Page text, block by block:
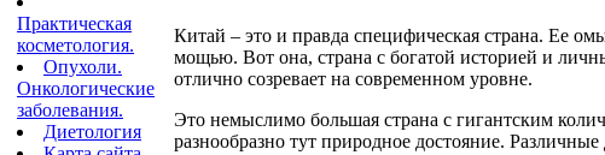
Практическая
косметология.
Опухоли.
Онкологические
заболевания.
Диетология
Китай – это и правда специфическая страна. Ее
мощью. Вот она, страна с богатой историей и
отлично созревает на современном уровне.
Это немыслимо большая страна с гигантским
разнообразно тут природное достояние.